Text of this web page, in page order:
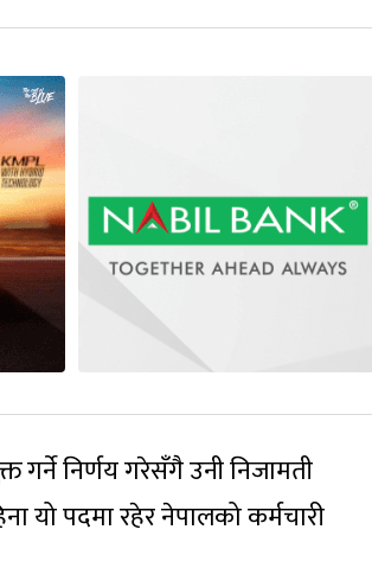
गर्ने निर्णय गरेसँगै उनी निजामती
यो पदमा रहेर नेपालको कर्मचारी